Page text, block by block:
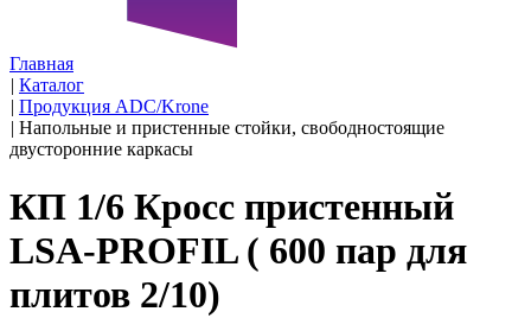
Главная
| Каталог
| Продукция ADC/Krone
| Напольные и пристенные стойки, свободностоящие
двусторонние каркасы
КП 1/6 Кросс пристенный
LSA-PROFIL ( 600 пар для
плитов 2/10)